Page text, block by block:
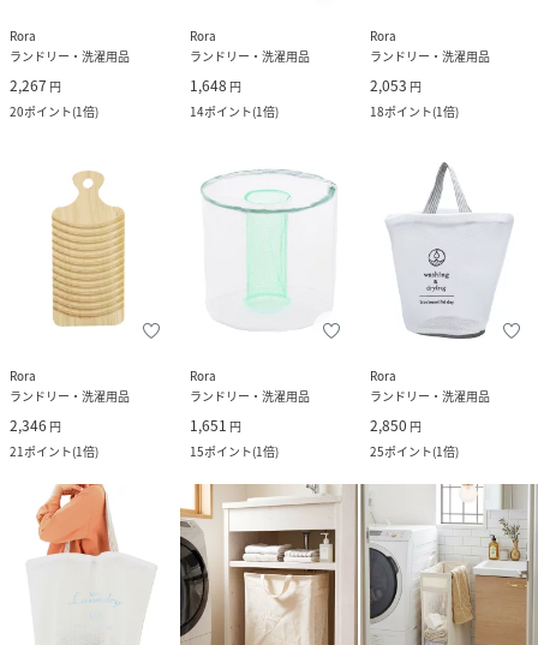
Rora
ランドリー・洗濯用品
2,267 円
20ポイント(1倍)
Rora
ランドリー・洗濯用品
1,648 円
14ポイント(1倍)
Rora
ランドリー・洗濯用品
2,053 円
18ポイント(1倍)
Rora
ランドリー・洗濯用品
2,346 円
21ポイント(1倍)
Rora
ランドリー・洗濯用品
1,651 円
15ポイント(1倍)
Rora
ランドリー・洗濯用品
2,850 円
25ポイント(1倍)